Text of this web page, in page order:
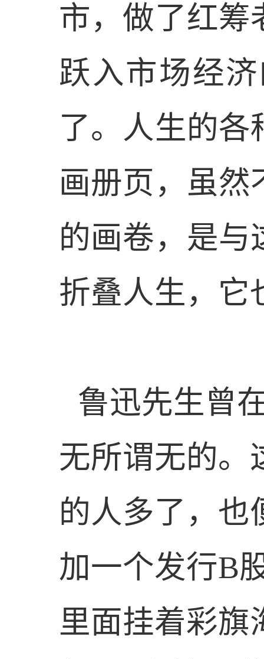
市，做了红筹
跃入市场经
了。人生的各
画册页，虽然
的画卷，是与
折叠人生，它
鲁迅先生曾
无所谓无的。
的人多了，也
加一个发行B
里面挂着彩